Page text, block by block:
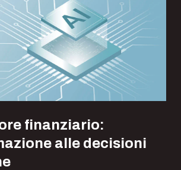
finanziario:
alle decisioni